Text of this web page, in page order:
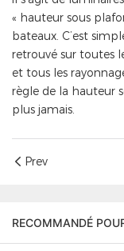
« hauteur sous
bateaux. C’est
retrouvé sur toutes
et tous les
règle de la hauteur
plus jamais.
Prev
RECOMMANDÉ